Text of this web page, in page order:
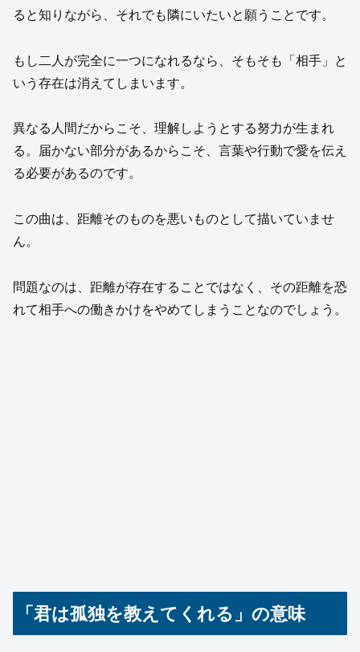
ると知りながら、それでも隣にいたいと願うことです。
もし二人が完全に一つになれるなら、そもそも「相手」と
いう存在は消えてしまいます。
異なる人間だからこそ、理解しようとする努力が生まれ
る。届かない部分があるからこそ、言葉や行動で愛を伝え
る必要があるのです。
この曲は、距離そのものを悪いものとして描いていませ
ん。
問題なのは、距離が存在することではなく、その距離を恐
れて相手への働きかけをやめてしまうことなのでしょう。
「君は孤独を教えてくれる」の意味